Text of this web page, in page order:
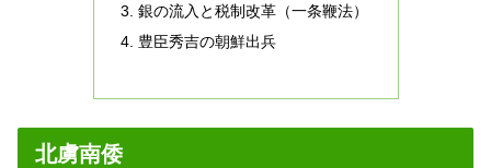
銀の流入と税制改革（一条鞭法）
豊臣秀吉の朝鮮出兵
北虜南倭